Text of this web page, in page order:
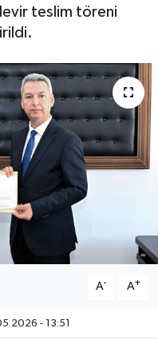
teslim töreni
A- A+
- 13:51